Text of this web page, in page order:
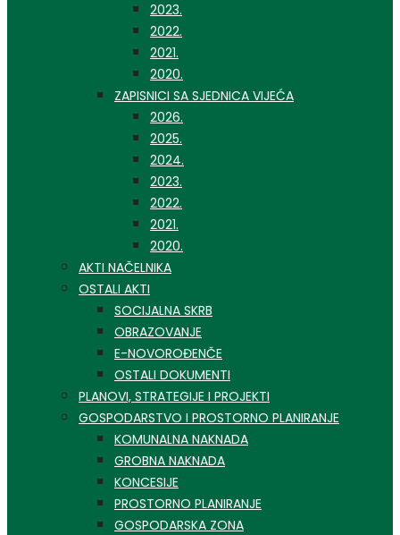
2023.
2022.
2021.
2020.
ZAPISNICI SA SJEDNICA VIJEĆA
2026.
2025.
2024.
2023.
2022.
2021.
2020.
AKTI NAČELNIKA
OSTALI AKTI
SOCIJALNA SKRB
OBRAZOVANJE
E-NOVOROĐENČE
OSTALI DOKUMENTI
PLANOVI, STRATEGIJE I PROJEKTI
GOSPODARSTVO I PROSTORNO PLANIRANJE
KOMUNALNA NAKNADA
GROBNA NAKNADA
KONCESIJE
PROSTORNO PLANIRANJE
GOSPODARSKA ZONA